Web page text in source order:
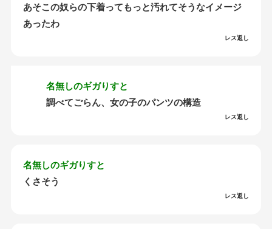
あそこの奴らの下着ってもっと汚れてそうなイメージ
あったわ
レス返し
名無しのギガりすと
調べてごらん、女の子のパンツの構造
レス返し
名無しのギガりすと
くさそう
レス返し